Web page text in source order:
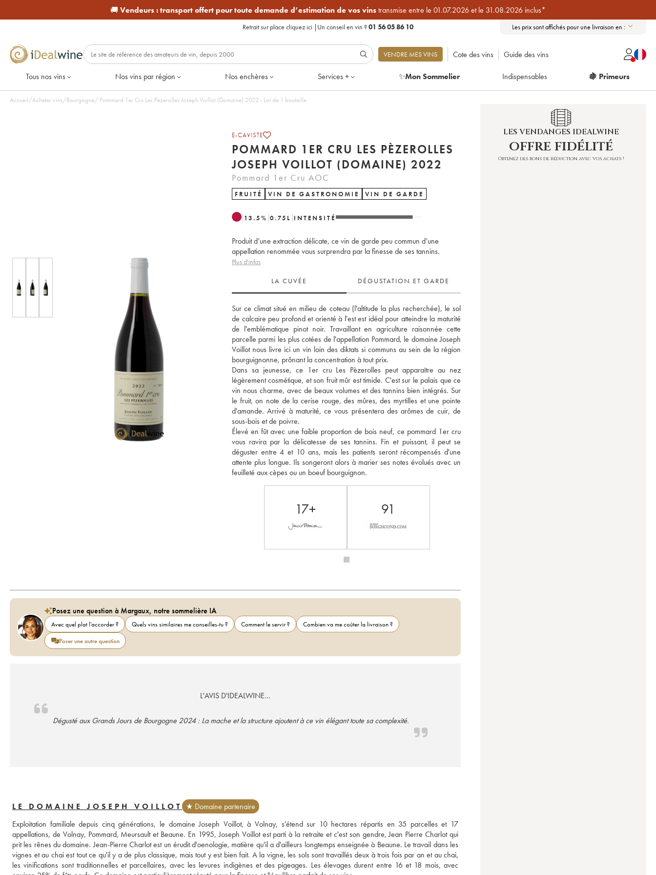
🚚 Vendeurs :transport offert pour toute demande d’estimation de vos vinstransmise entre le 01.07.2026 et le 31.08.2026 inclus*
Retrait sur place cliquez ici | Un conseil en vin ?01 56 05 86 10 Les prix sont affichés pour une livraison en :
VENDRE MES VINS Cote des vins Guide des vins
Tous nos vins Nos vins par région Nos enchères Services + ✨Mon Sommelier Indispensables 🍇 Primeurs
Accueil/Acheter vins/Bourgogne/ Pommard 1er Cru Les Pèzerolles Joseph Voillot (Domaine) 2022 - Lot de 1 bouteille
E-CAVISTE
POMMARD 1ER CRU LES PÈZEROLLES
JOSEPH VOILLOT (DOMAINE) 2022
Pommard 1er Cru AOC
FRUITÉ VIN DE GASTRONOMIE VIN DE GARDE
13.5% 0.75 L INTENSITÉ
Produit d’une extraction délicate, ce vin de garde peu commun d’une
appellation renommée vous surprendra par la finesse de ses tannins.
Plus d'infos
LA CUVÉE DÉGUSTATION ET GARDE
Sur ce climat situé en milieu de coteau (l'altitude la plus recherchée), le sol
de calcaire peu profond et orienté à l'est est idéal pour atteindre la maturité
de l'emblématique pinot noir. Travaillant en agriculture raisonnée cette
parcelle parmi les plus cotées de l'appellation Pommard, le domaine Joseph
Voillot nous livre ici un vin loin des diktats si communs au sein de la région
bourguignonne, prônant la concentration à tout prix.
Dans sa jeunesse, ce 1er cru Les Pèzerolles peut apparaître au nez
légèrement cosmétique, et son fruit mûr est timide. C'est sur le palais que ce
vin nous charme, avec de beaux volumes et des tannins bien intégrés. Sur
le fruit, on note de la cerise rouge, des mûres, des myrtilles et une pointe
d'amande. Arrivé à maturité, ce vous présentera des arômes de cuir, de
sous-bois et de poivre.
Élevé en fût avec une faible proportion de bois neuf, ce pommard 1er cru
vous ravira par la délicatesse de ses tannins. Fin et puissant, il peut se
déguster entre 4 et 10 ans, mais les patients seront récompensés d'une
attente plus longue. Ils songeront alors à marier ses notes évolués avec un
feuilleté aux cèpes ou un boeuf bourguignon.
17+ 91
Posez une question à Margaux, notre sommelière IA
Avec quel plat l'accorder ? Quels vins similaires me conseilles-tu ? Comment le servir ?
Combien va me coûter la livraison ?
Poser une autre question
L'AVIS D'IDEALWINE...
Dégusté aux Grands Jours de Bourgogne 2024 : La mache et la structure ajoutent à ce vin élégant toute sa complexité.
LE DOMAINE JOSEPH VOILLOT
★ Domaine partenaire
Exploitation familiale depuis cinq générations, le domaine Joseph Voillot, à Volnay, s'étend sur 10 hectares répartis en 35 parcelles et 17
appellations, de Volnay, Pommard, Meursault et Beaune. En 1995, Joseph Voillot est parti à la retraite et c'est son gendre, Jean Pierre Charlot qui
prit les rênes du domaine. Jean-Pierre Charlot est un érudit d'oenologie, matière qu'il a d'ailleurs longtemps enseignée à Beaune. Le travail dans les
vignes et au chai est tout ce qu'il y a de plus classique, mais tout y est bien fait. A la vigne, les sols sont travaillés deux à trois fois par an et au chai,
les vinifications sont traditionnelles et parcellaires, avec les levures indigènes et des pigeages. Les élevages durent entre 16 et 18 mois, avec
LES VENDANGES IDEALWINE
offre fidélité
Obtenez des bons de réduction avec vos achats !